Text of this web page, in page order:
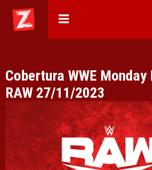
Cobertura WWE
RAW 27/11/2023